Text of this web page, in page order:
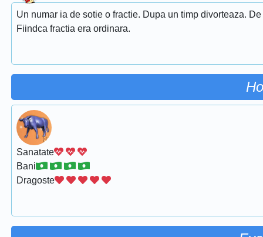
Un numar ia de sotie o fractie. Dupa un timp divorteaza.
Fiindca fractia era ordinara.
Sanatate
Bani
Dragoste